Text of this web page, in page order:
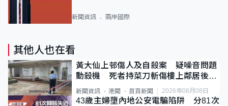
新聞資訊 兩岸國際
其他人也在看
黃大仙上邨傷人及自殺案 疑噪音問題
動殺機 死者持菜刀斬傷樓上鄰居後墮
斃
新聞資訊 港聞 首頁新聞 2026年08月08日
43歲主婦墮內地公安電騙陷阱 分81次